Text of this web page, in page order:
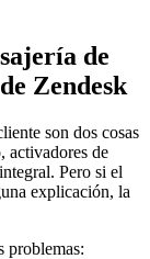
de
Zendesk
son dos cosas
activadores de
Pero si el
explicación, la
problemas: